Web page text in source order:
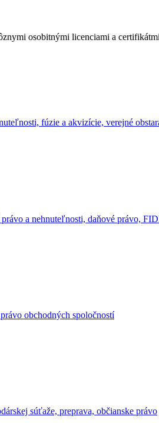
osobitnými licenciami a
fúzie a akvizície, verejné
a nehnuteľnosti, daňové právo,
obchodných spoločností
súťaže, preprava, občianske právo